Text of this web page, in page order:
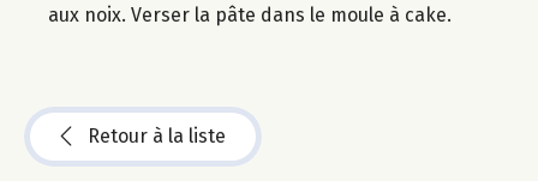
aux noix. Verser la pâte dans le moule à cake.
Retour à la liste